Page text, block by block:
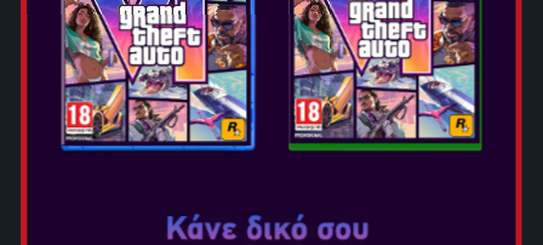
ΔΙΕΥΡΥΜΕΝΟ GAMEPLAY
Το Ιntergender wrestling κάνει τo πολυαναμενόμενo
ντεμπούτο του στο franchise του WWE 2K!
Περιλαμβάνονται επιπλέον δυνατότητες όπως η
επιστροφή της πάλης με αλυσίδες, Underground και